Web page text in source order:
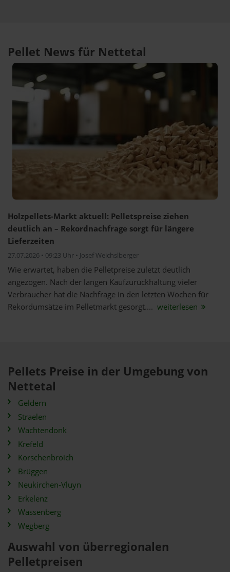
Pellet News für Nettetal
Holzpellets-Markt aktuell: Pelletspreise ziehen
deutlich an – Rekordnachfrage sorgt für längere
Lieferzeiten
27.07.2026 • 09:23 Uhr • Josef Weichslberger
Wie erwartet, haben die Pelletpreise zuletzt deutlich
angezogen. Nach der langen Kaufzurückhaltung vieler
Verbraucher hat die Nachfrage in den letzten Wochen für
Rekordumsätze im Pelletmarkt gesorgt.... weiterlesen
Pellets Preise in der Umgebung von
Nettetal
Geldern
Straelen
Wachtendonk
Krefeld
Korschenbroich
Brüggen
Neukirchen-Vluyn
Erkelenz
Wassenberg
Wegberg
Auswahl von überregionalen
Pelletpreisen